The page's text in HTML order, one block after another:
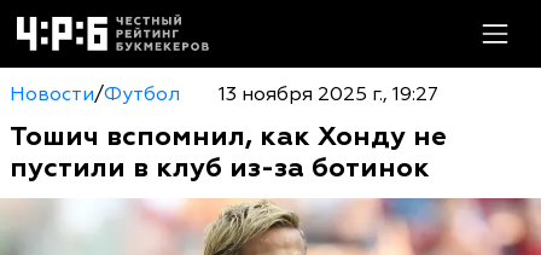
Новости/Футбол 13 ноября 2025 г., 19:27
Тошич вспомнил, как Хонду не
пустили в клуб из-за ботинок